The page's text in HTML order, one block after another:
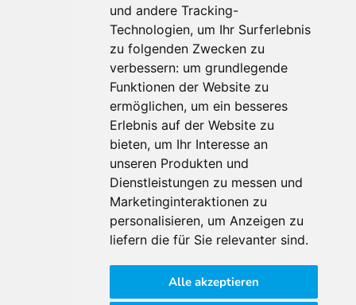
und andere Tracking-
Technologien, um Ihr Surferlebnis
zu folgenden Zwecken zu
verbessern: um grundlegende
Funktionen der Website zu
ermöglichen, um ein besseres
Erlebnis auf der Website zu
bieten, um Ihr Interesse an
unseren Produkten und
Dienstleistungen zu messen und
Marketinginteraktionen zu
personalisieren, um Anzeigen zu
liefern die für Sie relevanter sind.
Alle akzeptieren
Für Makler:innen
Über Uns
Vorteile
Kontakt
Software Partner
Teilnahme
FAQ
Für Makler:innen
Impressum
AGB